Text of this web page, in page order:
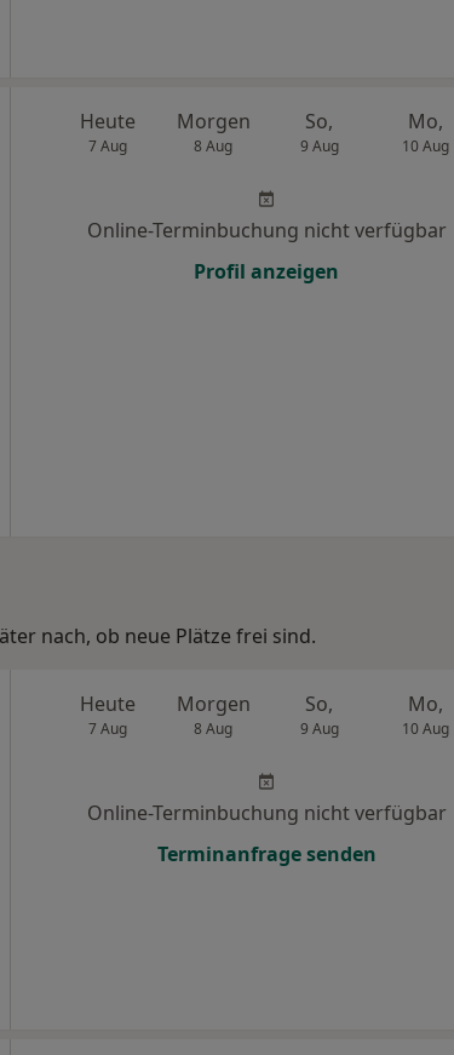
Heute
7 Aug
Morgen
8 Aug
So,
9 Aug
Mo,
10 Aug
Online-Terminbuchung nicht verfügbar
Profil anzeigen
nach, ob neue Plätze frei sind.
Heute
7 Aug
Morgen
8 Aug
So,
9 Aug
Mo,
10 Aug
Online-Terminbuchung nicht verfügbar
Terminanfrage senden